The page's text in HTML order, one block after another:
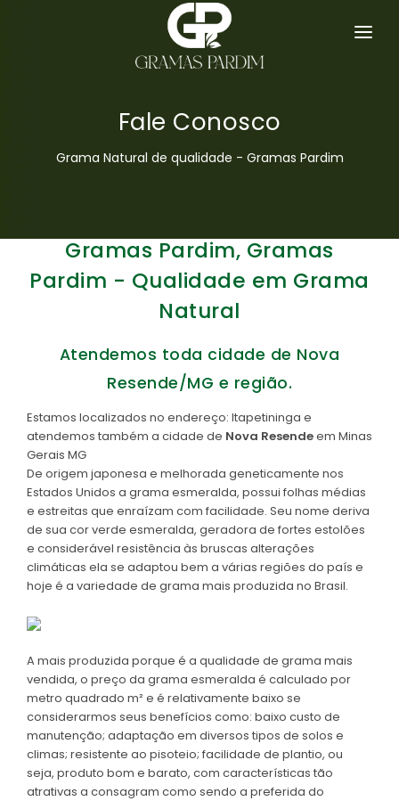
HOME
GRAMAS
DICAS
CONTATO
Fale Conosco
Grama Natural de qualidade - Gramas Pardim
Gramas Pardim, Gramas
Pardim - Qualidade em Grama
Natural
Atendemos toda cidade de Nova
Resende/MG e região.
Estamos localizados no endereço: Itapetininga e
atendemos também a cidade de Nova Resendeem Minas
Gerais MG
De origem japonesa e melhorada geneticamente nos
Estados Unidos a grama esmeralda, possui folhas médias
e estreitas que enraízam com facilidade. Seu nome deriva
de sua cor verde esmeralda, geradora de fortes estolões
e considerável resistência às bruscas alterações
climáticas ela se adaptou bem a várias regiões do país e
hoje é a variedade de grama mais produzida no Brasil.
A mais produzida porque é a qualidade de grama mais
vendida, o preço da grama esmeralda é calculado por
metro quadrado m² e é relativamente baixo se
considerarmos seus benefícios como: baixo custo de
manutenção; adaptação em diversos tipos de solos e
climas; resistente ao pisoteio; facilidade de plantio, ou
seja, produto bom e barato, com características tão
atrativas a consagram como sendo a preferida do